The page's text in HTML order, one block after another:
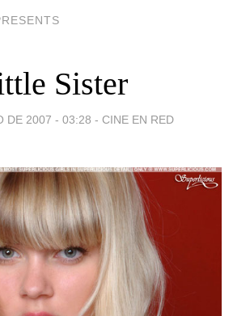
Sister
DE 2007 - 03:28 - CINE EN RED